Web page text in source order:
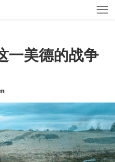
一美德的战争